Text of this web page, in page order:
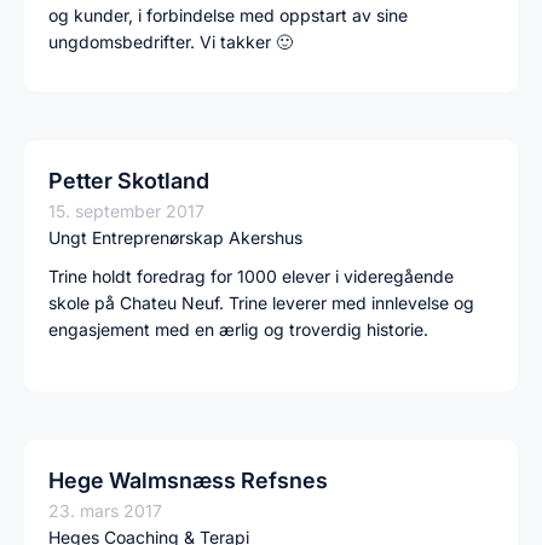
og kunder, i forbindelse med oppstart av sine
ungdomsbedrifter. Vi takker 🙂
Petter Skotland
15. september 2017
Ungt Entreprenørskap Akershus
Trine holdt foredrag for 1000 elever i videregående
skole på Chateu Neuf. Trine leverer med innlevelse og
engasjement med en ærlig og troverdig historie.
Hege Walmsnæss Refsnes
23. mars 2017
Heges Coaching & Terapi